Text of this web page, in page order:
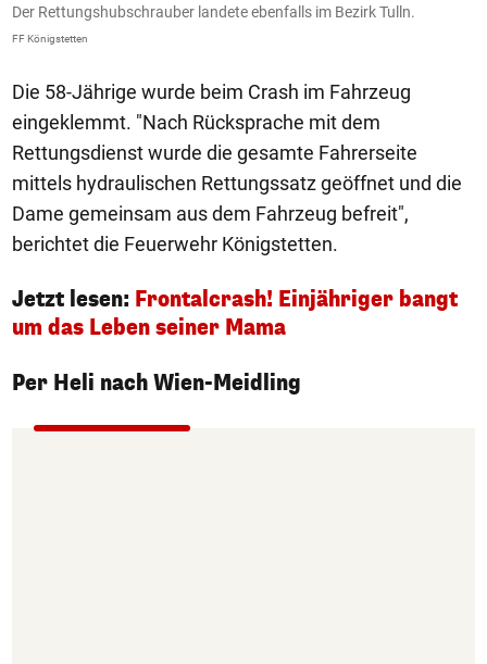
Der Rettungshubschrauber landete ebenfalls im Bezirk Tulln.
FF Königstetten
Die 58-Jährige wurde beim Crash im Fahrzeug
eingeklemmt. "Nach Rücksprache mit dem
Rettungsdienst wurde die gesamte Fahrerseite
mittels hydraulischen Rettungssatz geöffnet und die
Dame gemeinsam aus dem Fahrzeug befreit",
berichtet die Feuerwehr Königstetten.
Jetzt lesen: Frontalcrash! Einjähriger bangt
um das Leben seiner Mama
Per Heli nach Wien-Meidling